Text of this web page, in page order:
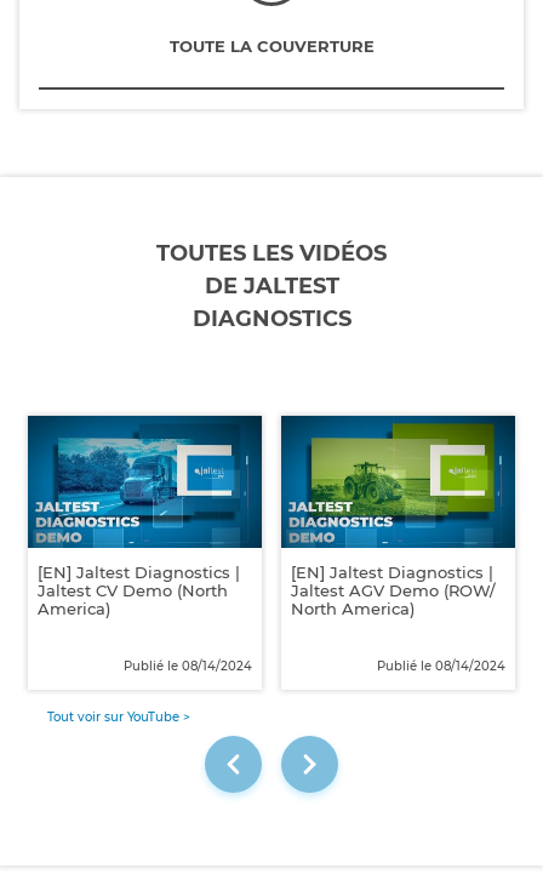
TOUTE LA COUVERTURE
TOUTES LES VIDÉOS
DE JALTEST
DIAGNOSTICS
[EN] Jaltest Diagnostics |
Jaltest CV Demo (North
America)
Publié le 08/14/2024
[EN] Jaltest Diagnostics |
Jaltest AGV Demo (ROW/
North America)
Publié le 08/14/2024
Tout voir sur YouTube >